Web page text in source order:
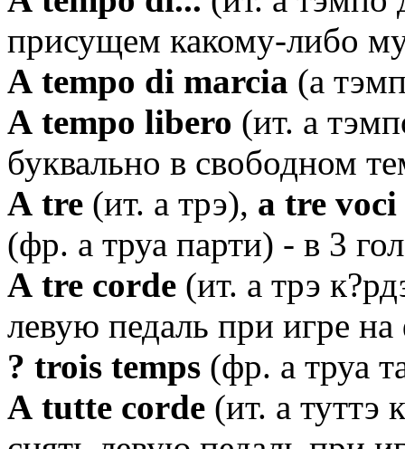
присущем какому-либо
А tempo di marcia (а
А tempo libero (ит. а
буквально в свободном
А tre (ит. а трэ), a tre voci
(фр. а труа парти) - в 3
А tre corde (ит. а трэ
левую педаль при игре
? trois temps (фр. а труа
А tutte corde (ит. а туттэ